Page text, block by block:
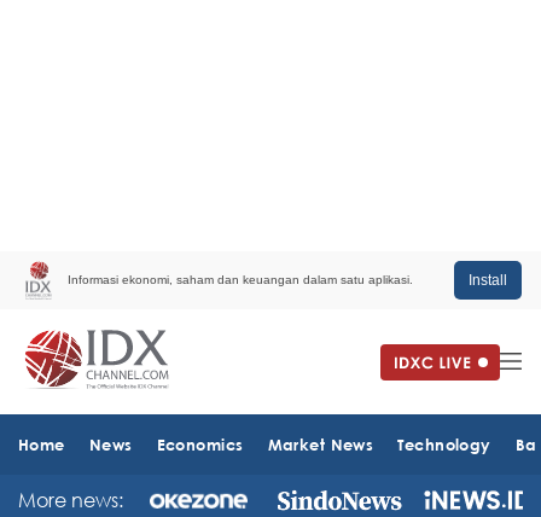
Informasi ekonomi, saham dan keuangan dalam satu aplikasi. Install
Home News Economics Market News Technology
More news: